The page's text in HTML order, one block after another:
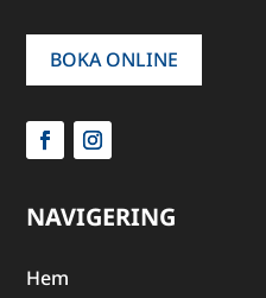
BOKA ONLINE
NAVIGERING
Hem